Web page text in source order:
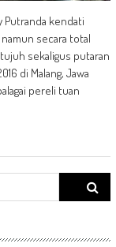
Putranda kendati
secara total
sekaligus putaran
di Malang, Jawa
pereli tuan
Search
for: